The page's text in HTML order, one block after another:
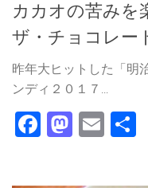
カカオの苦みを
ザ・チョコレー
昨年大ヒットした「明
ンディ２０１７...
Facebook
Email